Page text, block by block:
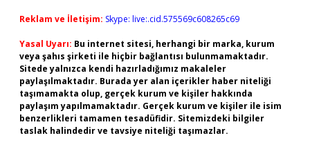
Reklam ve İletişim: Skype: live:.cid.575569c608265c69
Yasal Uyarı: Bu internet sitesi, herhangi bir marka, kurum
veya şahıs şirketi ile hiçbir bağlantısı bulunmamaktadır.
Sitede yalnızca kendi hazırladığımız makaleler
paylaşılmaktadır. Burada yer alan içerikler haber niteliği
taşımamakta olup, gerçek kurum ve kişiler hakkında
paylaşım yapılmamaktadır. Gerçek kurum ve kişiler ile isim
benzerlikleri tamamen tesadüfidir. Sitemizdeki bilgiler
taslak halindedir ve tavsiye niteliği taşımazlar.